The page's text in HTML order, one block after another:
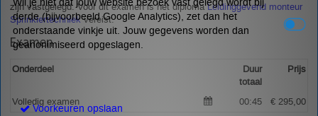
zijn vastgelegd. Voor dit examen is het diplomaLeidinggevend monteur
Sprinklertechniekvereist.
Examen
Onderdeel
Duur
totaal
Prijs
Volledig examen 00:45 € 295,00
Wil je niet dat jouw website bezoek vast gelegd wordt bij
derde (bijvoorbeeld Google Analytics), zet dan het
onderstaande vinkje uit. Jouw gegevens worden dan
geanonimiseerd opgeslagen.
Voorkeuren opslaan